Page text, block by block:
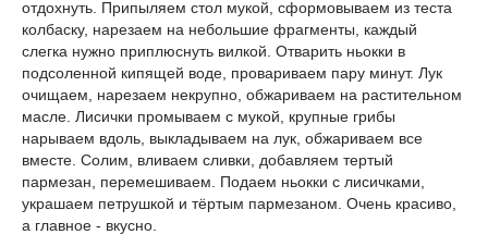
отдохнуть. Припыляем стол мукой, сформовываем из теста
колбаску, нарезаем на небольшие фрагменты, каждый
слегка нужно приплюснуть вилкой. Отварить ньокки в
подсоленной кипящей воде, провариваем пару минут. Лук
очищаем, нарезаем некрупно, обжариваем на растительном
масле. Лисички промываем с мукой, крупные грибы
нарываем вдоль, выкладываем на лук, обжариваем все
вместе. Солим, вливаем сливки, добавляем тертый
пармезан, перемешиваем. Подаем ньокки с лисичками,
украшаем петрушкой и тёртым пармезаном. Очень красиво,
а главное - вкусно.